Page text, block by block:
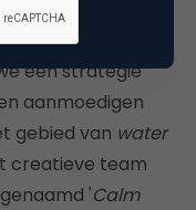
een strategie
aanmoedigen
gebied van water
creatieve team
'Calm